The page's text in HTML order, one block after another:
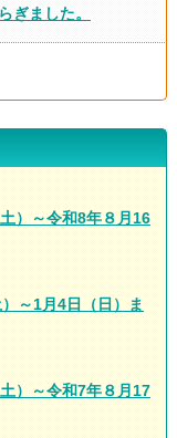
ぎました。
）～令和8年８月16
～1月4日（日）ま
）～令和7年８月17